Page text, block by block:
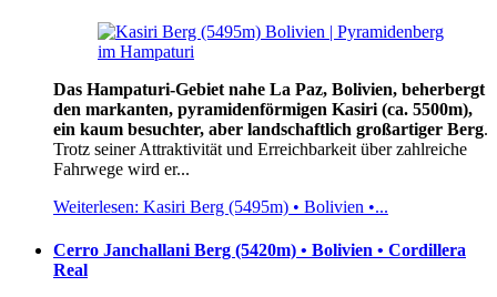
Das Hampaturi-Gebiet nahe La Paz, Bolivien, beherbergt
den markanten, pyramidenförmigen Kasiri (ca. 5500m),
ein kaum besuchter, aber landschaftlich großartiger Berg.
Trotz seiner Attraktivität und Erreichbarkeit über zahlreiche
Fahrwege wird er...
Weiterlesen: Kasiri Berg (5495m) • Bolivien •...
Cerro Janchallani Berg (5420m) • Bolivien • Cordillera
Real